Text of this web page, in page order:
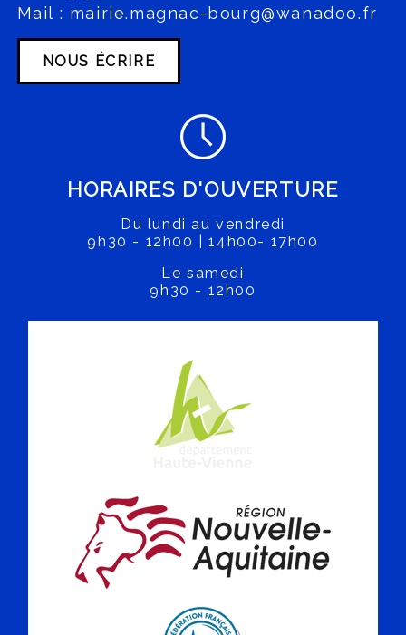
Mail : mairie.magnac-bourg@wanadoo.fr
NOUS ÉCRIRE
HORAIRES D'OUVERTURE
Du lundi au vendredi
9h30 - 12h00 | 14h00- 17h00
Le samedi
9h30 - 12h00